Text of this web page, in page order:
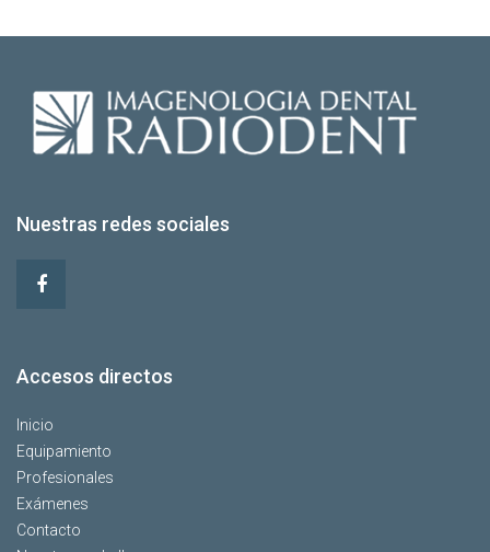
Nuestras redes sociales
Accesos directos
Inicio
Equipamiento
Profesionales
Exámenes
Contacto